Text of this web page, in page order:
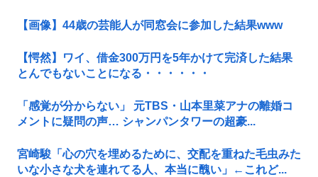
【画像】44歳の芸能人が同窓会に参加した結果www
【愕然】ワイ、借金300万円を5年かけて完済した結果
とんでもないことになる・・・・・・
「感覚が分からない」 元TBS・山本里菜アナの離婚コ
メントに疑問の声… シャンパンタワーの超豪...
宮崎駿「心の穴を埋めるために、交配を重ねた毛虫みた
いな小さな犬を連れてる人、本当に醜い」←これど...